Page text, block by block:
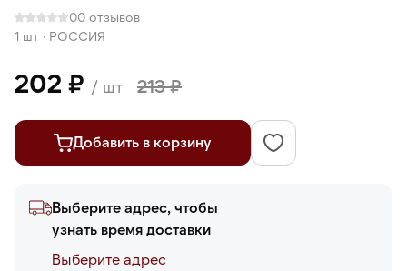
00 отзывов
1 шт · РОССИЯ
202 ₽ / шт 213 ₽
Добавить в корзину
Выберите адрес, чтобы
узнать время доставки
Выберите адреc